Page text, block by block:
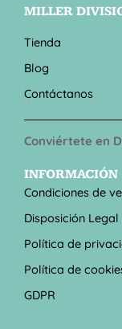
MILLER
Tienda
Blog
Contáctanos
Conviértete en
INFORMACIÓN
Condiciones de
Disposición Legal
Política de
Política de
GDPR